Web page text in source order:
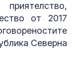
от 2017
Северна